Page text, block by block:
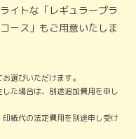
イトな「レギュラープラ
ース」もご用意いたしま
選びいただけます。
た場合は、別途追加費用を申し
紙代の法定費用を別途申し受け